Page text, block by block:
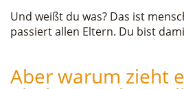
Und weißt du was? Das ist
passiert allen Eltern. Du bist
Aber warum zieht